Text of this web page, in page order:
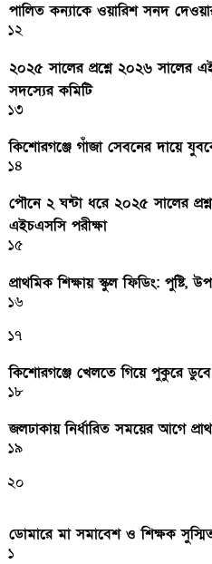
পালিত কন্যাকে ওয়ারিশ সনদ
১২
২০২৫ সালের প্রশ্নে ২০২৬ সালের
সদস্যের কমিটি
১৩
কিশোরগঞ্জে গাঁজা সেবনের দায়ে
১৪
পৌনে ২ ঘন্টা ধরে ২০২৫ সালের
এইচএসসি পরীক্ষা
১৫
প্রাথমিক শিক্ষায় স্কুল ফিডিং: পুষ্টি,
১৬
১৭
কিশোরগঞ্জে খেলতে গিয়ে পুকুরে
১৮
জলঢাকায় নির্ধারিত সময়ের আগে
১৯
২০
ডোমারে মা সমাবেশ ও শিক্ষক
১